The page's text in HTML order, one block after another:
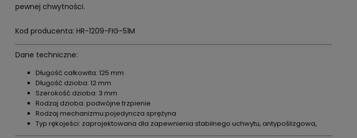
pewnej chwytności.
Kod producenta: HR-1209-FIG-51M
Dane techniczne:
Długość całkowita: 125 mm
Długość dzioba: 12 mm
Szerokość dzioba: 3 mm
Rodzaj dzioba: podwójne trzpienie
Rodzaj mechanizmu:pojedyncza sprężyna
Typ rękojeści: zaprojektowana dla zapewnienia stabilnego uchwytu, antypoślizgowa,